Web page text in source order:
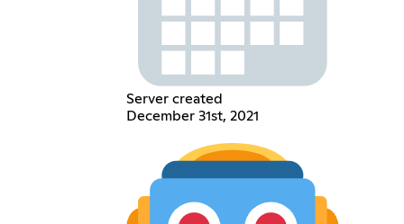
Server created
December 31st, 2021